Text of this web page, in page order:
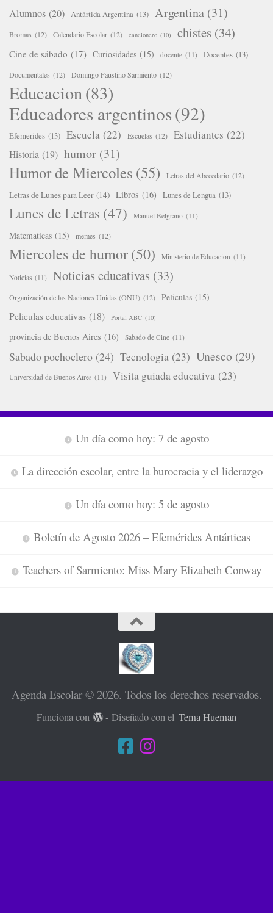
Alumnos (20) Antártida Argentina (13) Argentina (31)
Bromas (12) Calendario Escolar (12) cancionero (10) chistes (34)
Cine de sábado (17) Curiosidades (15) docente (11) Docentes (13)
Documentales (12) Domingo Faustino Sarmiento (12)
Educacion(83)
Educadores argentinos(92)
Efemerides (13) Escuela (22) Escuelas (12) Estudiantes (22)
Historia (19) humor (31)
Humor de Miercoles (55) Letras del Abecedario (12)
Letras de Lunes para Leer (14) Libros (16) Lunes de Lengua (13)
Lunes de Letras (47) Manuel Belgrano (11)
Matematicas (15) memes (12)
Miercoles de humor(50) Ministerio de Educacion (11)
Noticias (11) Noticias educativas (33)
Organización de las Naciones Unidas (ONU) (12) Peliculas (15)
Peliculas educativas (18) Portal ABC (10)
provincia de Buenos Aires (16) Sabado de Cine (11)
Sabado pochoclero (24) Tecnologia (23) Unesco (29)
Universidad de Buenos Aires (11) Visita guiada educativa (23)
Un día como hoy: 7 de agosto
La dirección escolar, entre la burocracia y el liderazgo
Un día como hoy: 5 de agosto
Boletín de Agosto 2026 – Efemérides Antárticas
Teachers of Sarmiento: Miss Mary Elizabeth Conway
Agenda Escolar © 2026. Todos los derechos reservados.
Funciona con - Diseñado con elTema Hueman